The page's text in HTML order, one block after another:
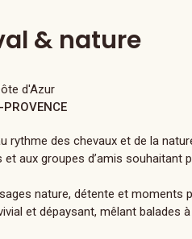
& nature
d'Azur
rythme des chevaux et de la
aux groupes d’amis souhaitant
nature, détente et moments
et dépaysant, mêlant balades